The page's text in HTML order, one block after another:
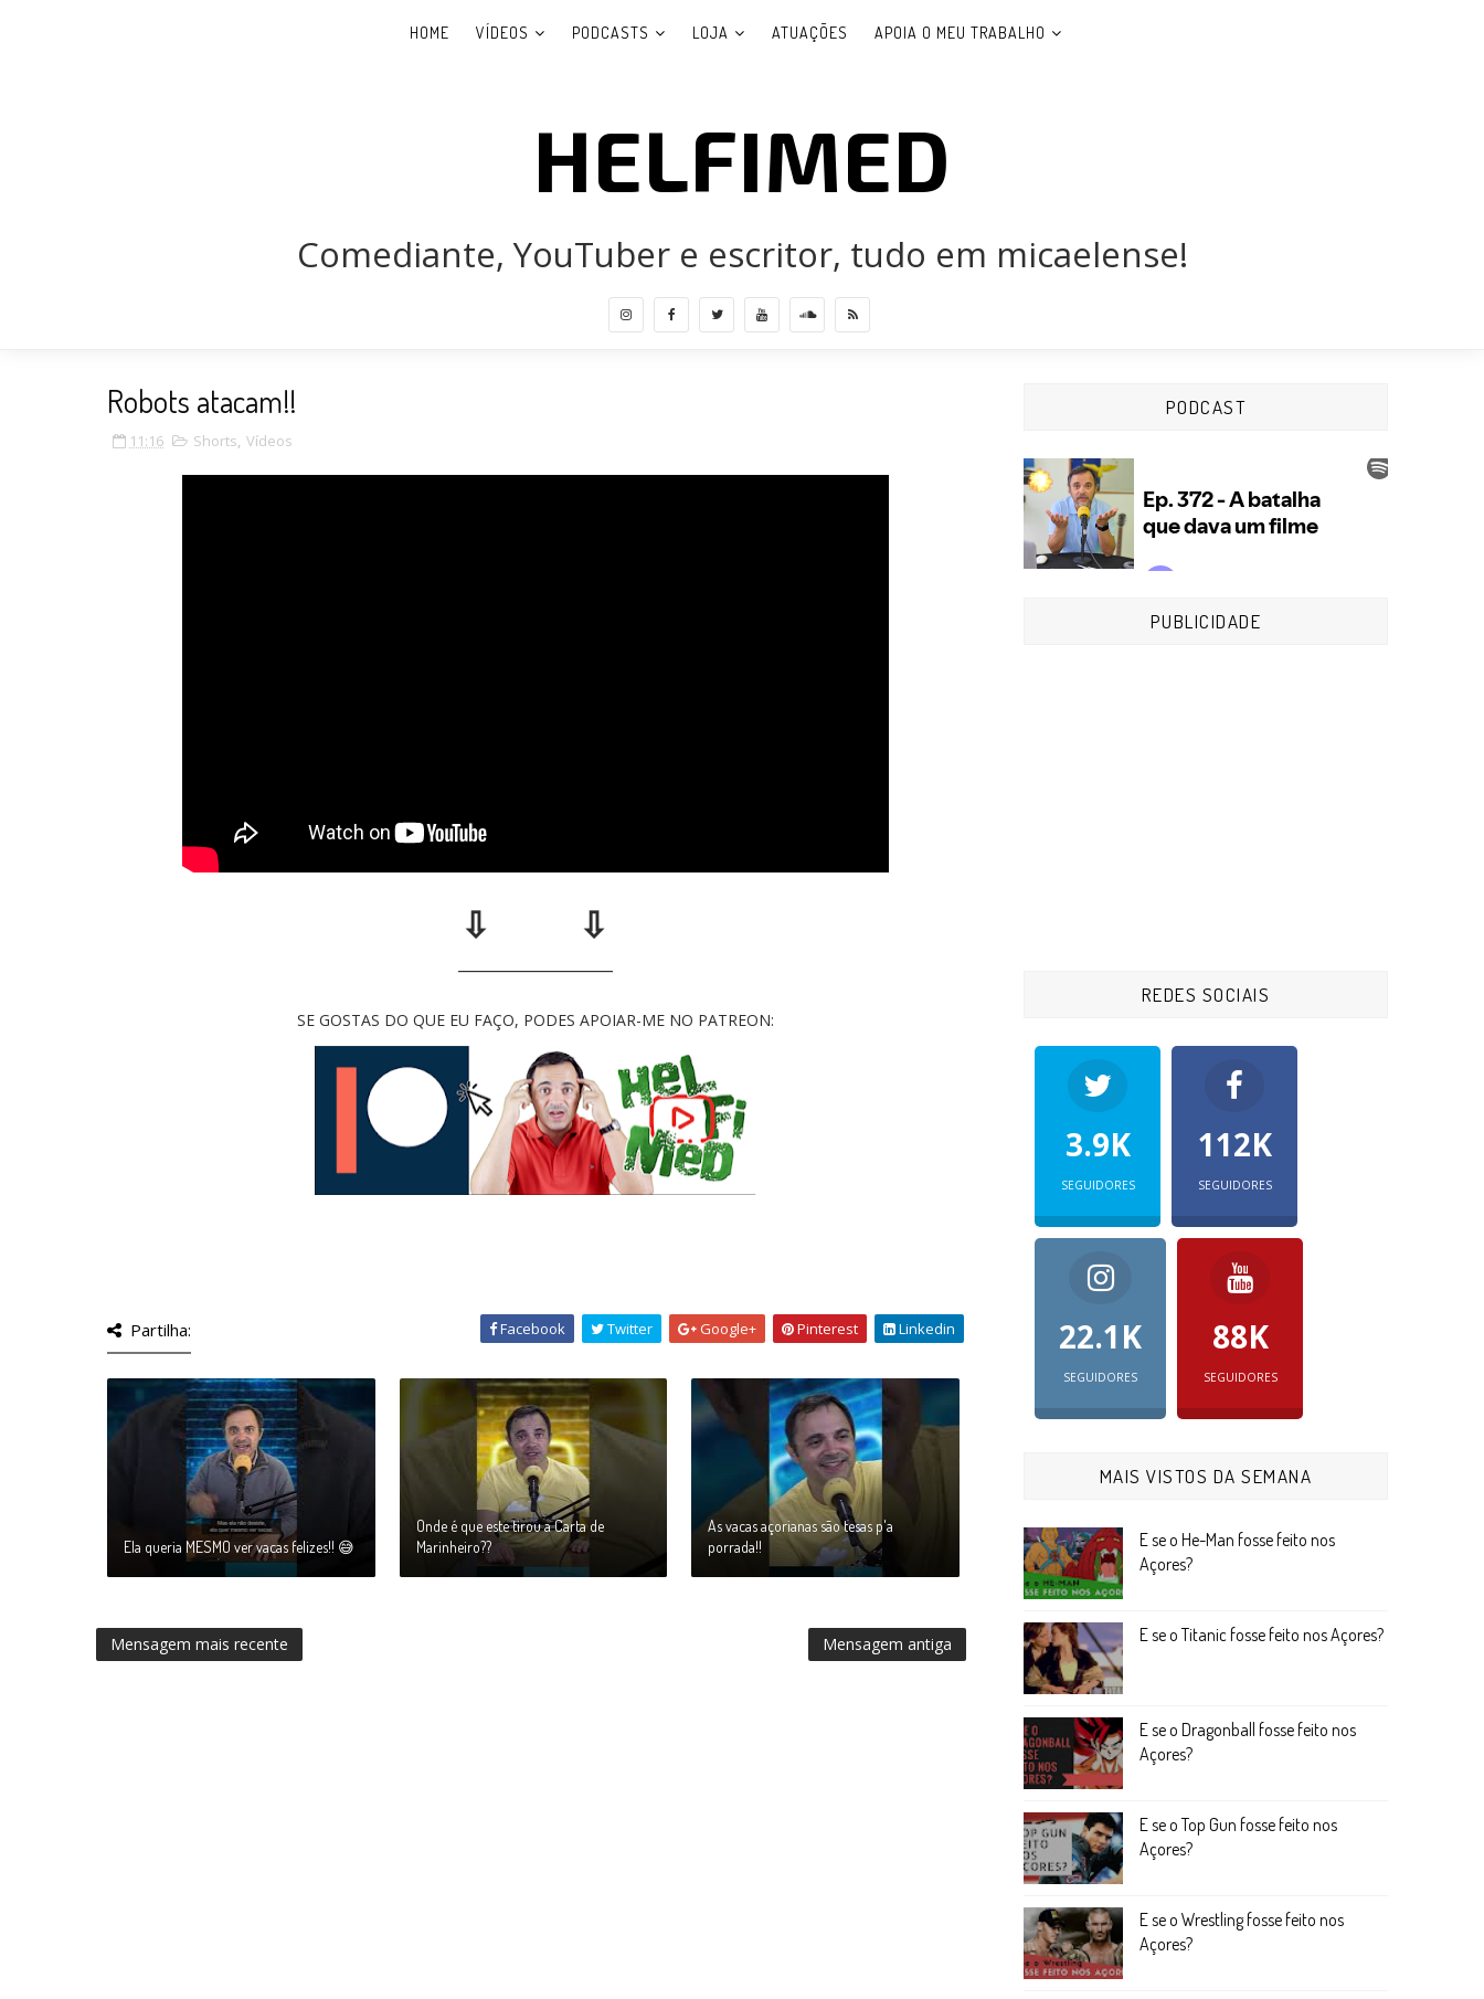
HOME VÍDEOS PODCASTS LOJA ATUAÇÕES APOIA O MEU TRABALHO
HELFIMED
Comediante, YouTuber e escritor, tudo em micaelense!
Robots atacam!!
11:16 Shorts, Vídeos
⇩ ⇩
SE GOSTAS DO QUE EU FAÇO, PODES APOIAR-ME NO PATREON:
Partilha: Facebook Twitter Google+ Pinterest Linkedin
Ela queria MESMO ver vacas felizes!! 😅
Onde é que este tirou a Carta de
Marinheiro??
As vacas açorianas são tesas p'a
porrada!!
Mensagem mais recente Mensagem antiga
PODCAST
PUBLICIDADE
REDES SOCIAIS
3.9K
SEGUIDORES
112K
SEGUIDORES
22.1K
SEGUIDORES
88K
SEGUIDORES
MAIS VISTOS DA SEMANA
E se o He-Man fosse feito nos
Açores?
E se o Titanic fosse feito nos Açores?
E se o Dragonball fosse feito nos
Açores?
E se o Top Gun fosse feito nos
Açores?
E se o Wrestling fosse feito nos
Açores?